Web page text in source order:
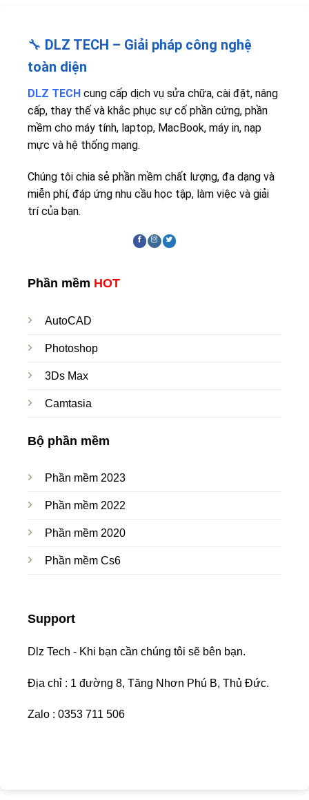
🔧 DLZ TECH – Giải pháp công nghệ
toàn diện
DLZ TECH cung cấp dịch vụ sửa chữa, cài đặt, nâng
cấp, thay thế và khắc phục sự cố phần cứng, phần
mềm cho máy tính, laptop, MacBook, máy in, nạp
mực và hệ thống mạng.
Chúng tôi chia sẻ phần mềm chất lượng, đa dạng và
miễn phí, đáp ứng nhu cầu học tập, làm việc và giải
trí của bạn.
Phần mềm HOT
AutoCAD
Photoshop
3Ds Max
Camtasia
Bộ phần mềm
Phần mềm 2023
Phần mềm 2022
Phần mềm 2020
Phần mềm Cs6
Support
Dlz Tech - Khi bạn cần chúng tôi sẽ bên bạn.
Địa chỉ : 1 đường 8, Tăng Nhơn Phú B, Thủ Đức.
Zalo : 0353 711 506